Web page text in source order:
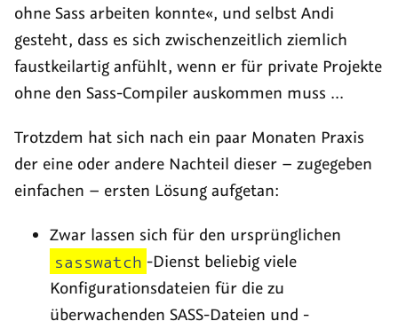
ohne Sass arbeiten konnte«, und selbst Andi
gesteht, dass es sich zwischenzeitlich ziemlich
faustkeilartig anfühlt, wenn er für private Projekte
ohne den Sass-Compiler auskommen muss ...
Trotzdem hat sich nach ein paar Monaten Praxis
der eine oder andere Nachteil dieser – zugegeben
einfachen – ersten Lösung aufgetan:
Zwar lassen sich für den ursprünglichen
sasswatch -Dienst beliebig viele
Konfigurationsdateien für die zu
überwachenden SASS-Dateien und -